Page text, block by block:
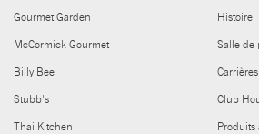
Gourmet Garden
McCormick Gourmet
Billy Bee
Stubb's
Thai Kitchen
Histoire
Salle de
Carrières
Club
Produits